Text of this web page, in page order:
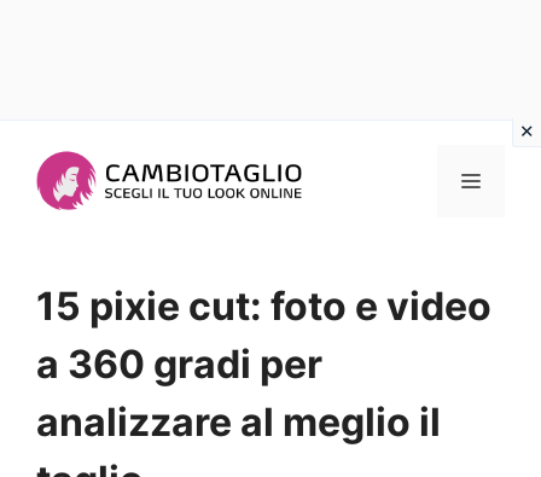
Menu
15 pixie cut: foto e video
a 360 gradi per
analizzare al meglio il